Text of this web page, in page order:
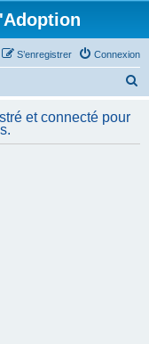
Connexion
S’enregistrer
h
et connecté pour